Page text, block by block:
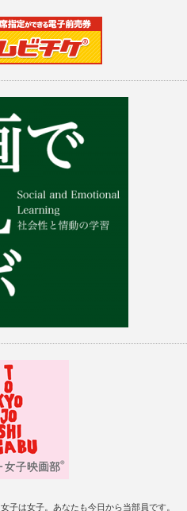
子は女子。あなたも今日から当部員です。